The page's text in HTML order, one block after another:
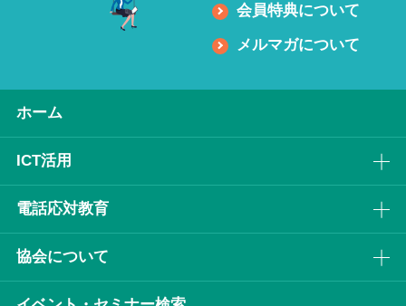
会員特典について
メルマガについて
ホーム
ICT活⽤
電話応対教育
協会について